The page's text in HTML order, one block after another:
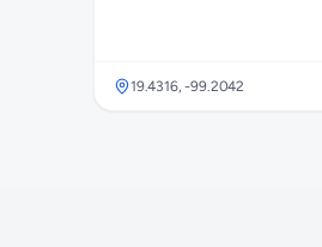
19.4316,-99.2042